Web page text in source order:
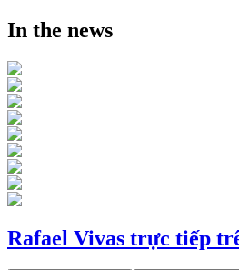
In the news
Rafael Vivas trực tiếp